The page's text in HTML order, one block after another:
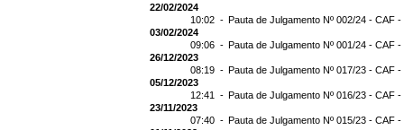
22/02/2024
10:02 - Pauta de Julgamento Nº 002/24 - CAF
03/02/2024
09:06 - Pauta de Julgamento Nº 001/24 - CAF
26/12/2023
08:19 - Pauta de Julgamento Nº 017/23 - CAF
05/12/2023
12:41 - Pauta de Julgamento Nº 016/23 - CAF
23/11/2023
07:40 - Pauta de Julgamento Nº 015/23 - CAF -